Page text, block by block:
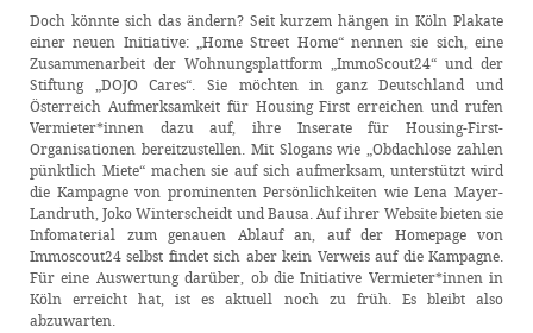
Doch könnte sich das ändern? Seit kurzem hängen in Köln Plakate
einer neuen Initiative: „Home Street Home“ nennen sie sich, eine
Zusammenarbeit der Wohnungsplattform „ImmoScout24“ und der
Stiftung „DOJO Cares“. Sie möchten in ganz Deutschland und
Österreich Aufmerksamkeit für Housing First erreichen und rufen
Vermieter*innen dazu auf, ihre Inserate für Housing-First-
Organisationen bereitzustellen. Mit Slogans wie „Obdachlose zahlen
pünktlich Miete“ machen sie auf sich aufmerksam, unterstützt wird
die Kampagne von prominenten Persönlichkeiten wie Lena Mayer-
Landruth, Joko Winterscheidt und Bausa. Auf ihrer Website bieten sie
Infomaterial zum genauen Ablauf an, auf der Homepage von
Immoscout24 selbst findet sich aber kein Verweis auf die Kampagne.
Für eine Auswertung darüber, ob die Initiative Vermieter*innen in
Köln erreicht hat, ist es aktuell noch zu früh. Es bleibt also
abzuwarten.